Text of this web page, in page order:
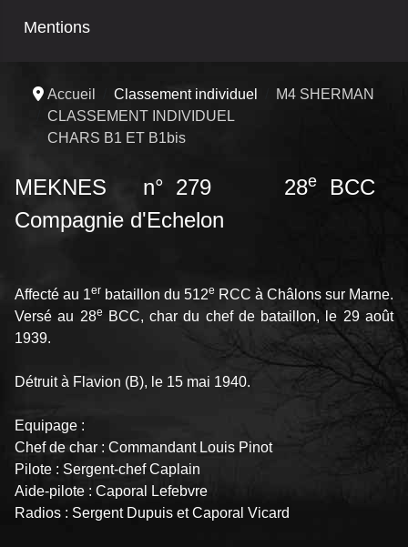
Mentions
Accueil Classement individuel
M4 SHERMAN
CLASSEMENT INDIVIDUEL
CHARS B1 ET B1bis
MEKNES n° 279 28e
BCC
Compagnie d'Echelon
Affecté au 1er bataillon du 512e RCC à Châlons sur Marne.
Versé au 28e
BCC, char du chef de bataillon, le 29 août
1939.
Détruit à Flavion (B), le 15 mai 1940.
Equipage :
Chef de char : Commandant Louis Pinot
Pilote : Sergent-chef Caplain
Aide-pilote : Caporal Lefebvre
Radios : Sergent Dupuis et Caporal Vicard